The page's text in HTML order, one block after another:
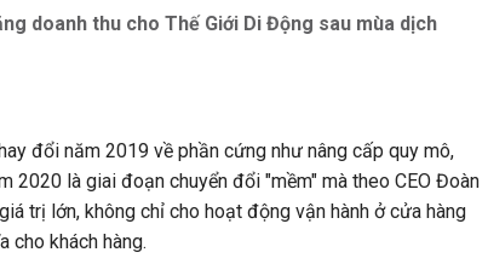
doanh thu cho Thế Giới Di Động sau mùa dịch
đổi năm 2019 về phần cứng như nâng cấp quy mô,
2020 là giai đoạn chuyển đổi "mềm" mà theo CEO Đoàn
trị lớn, không chỉ cho hoạt động vận hành ở cửa hàng
cho khách hàng.